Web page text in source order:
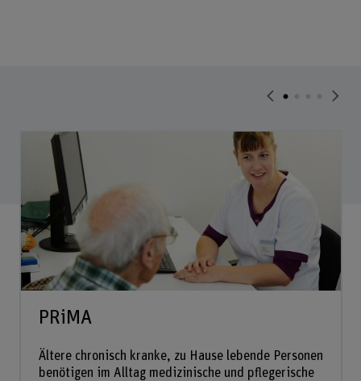
PRiMA
Ältere chronisch kranke, zu Hause lebende Personen
benötigen im Alltag medizinische und pflegerische